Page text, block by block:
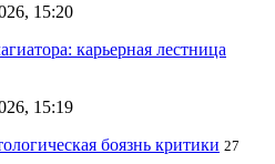
15:20
карьерная лестница
15:19
боязнь критики 27